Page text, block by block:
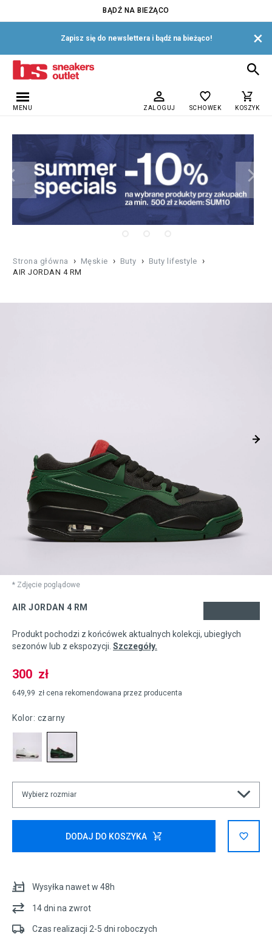
BĄDŹ NA BIEŻĄCO
Zapisz się do newslettera i bądź na bieżąco! ×
MENU ZALOGUJ SCHOWEK KOSZYK
Strona główna › Męskie › Buty › Buty lifestyle ›
AIR JORDAN 4 RM
* Zdjęcie poglądowe
AIR JORDAN 4 RM
Produkt pochodzi z końcówek aktualnych kolekcji, ubiegłych
sezonów lub z ekspozycji. Szczegóły.
649,99 zł cena rekomendowana przez producenta
300 zł
Kolor: czarny
Wybierz rozmiar
42 26,5 cm
42,5 27 cm Powiadom o dostępności
DODAJ DO KOSZYKA
Wysyłka nawet w 48h
14 dni na zwrot
Czas realizacji 2-5 dni roboczych